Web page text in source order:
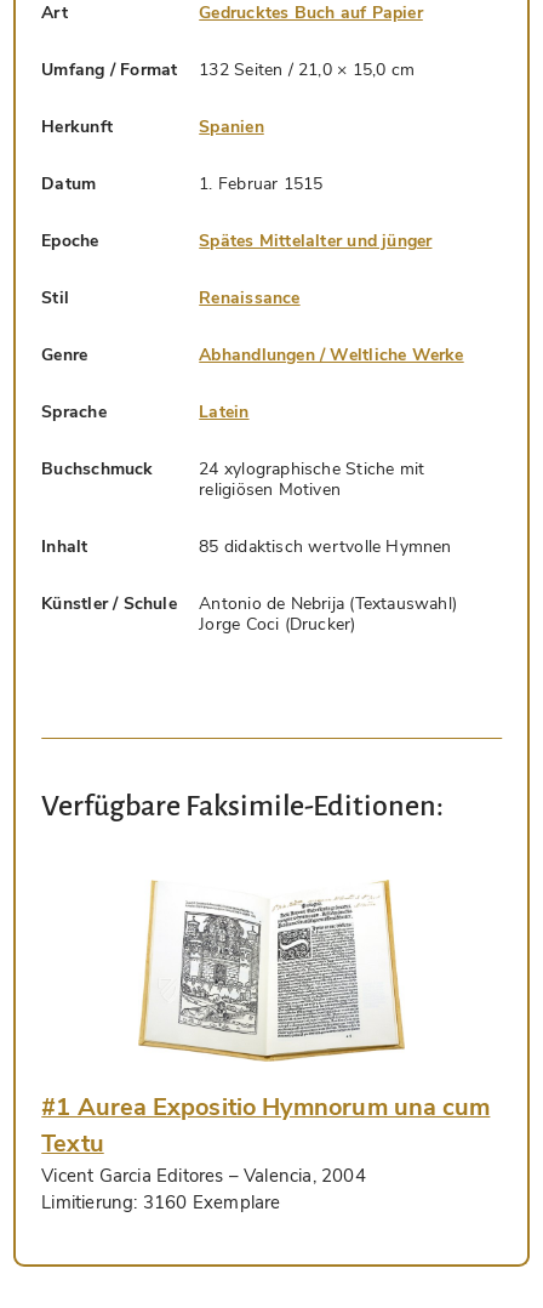
Art Gedrucktes Buch auf Papier
Umfang / Format 132 Seiten / 21,0 × 15,0 cm
Herkunft Spanien
Datum 1. Februar 1515
Epoche Spätes Mittelalter und jünger
Stil Renaissance
Genre Abhandlungen / Weltliche Werke
Sprache Latein
Buchschmuck
24 xylographische Stiche mit
religiösen Motiven
Inhalt 85 didaktisch wertvolle Hymnen
Künstler / Schule
Antonio de Nebrija (Textauswahl)
Jorge Coci (Drucker)
Verfügbare Faksimile-Editionen:
#1 Aurea Expositio Hymnorum una cum
Textu
Vicent Garcia Editores – Valencia, 2004
Limitierung: 3160 Exemplare